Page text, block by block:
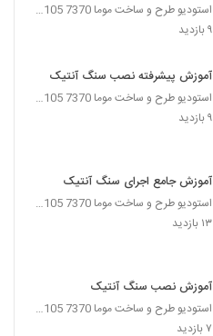
استودیو طرح و ساخت موما 7370 7105-021
۹ بازدید
آموزش پیشرفته نصب سنگ آنتیک
استودیو طرح و ساخت موما 7370 7105-021
۹ بازدید
آموزش جامع اجرای سنگ آنتیک
استودیو طرح و ساخت موما 7370 7105-021
۱۳ بازدید
آموزش نصب سنگ آنتیک
استودیو طرح و ساخت موما 7370 7105-021
۷ بازدید